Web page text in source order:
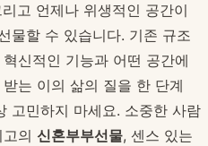
고 언제나 위생적인 공간이
물할 수 있습니다. 기존 규조
신적인 기능과 어떤 공간에
는 이의 삶의 질을 한 단계
고민하지 마세요. 소중한 사람
의 신혼부부선물, 센스 있는